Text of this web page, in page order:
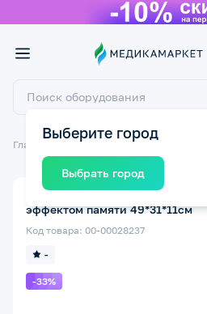
Выберите город
Выбрать город
Главная Ортопедические изделия
-33%
-
Код товара: 00-00028237
эффектом памяти 49*31*11см